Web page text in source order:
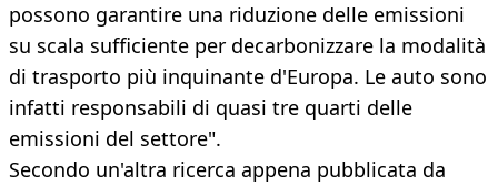
possono garantire una riduzione delle emissioni
su scala sufficiente per decarbonizzare la modalità
di trasporto più inquinante d'Europa. Le auto sono
infatti responsabili di quasi tre quarti delle
emissioni del settore".
Secondo un'altra ricerca appena pubblicata da